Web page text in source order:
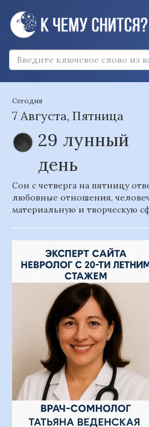
Сегодня
7 Августа, Пятница
29 лунный
день
Сон с четверга на пятницу
любовные отношения,
материальную и творческую